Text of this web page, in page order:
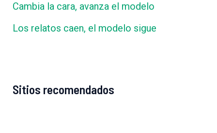
Cambia la cara, avanza el modelo
Los relatos caen, el modelo sigue
Sitios recomendados